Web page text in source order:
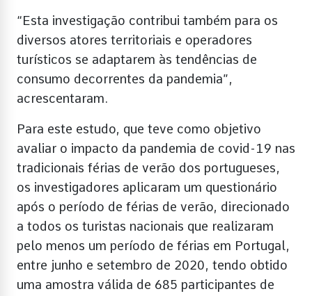
“Esta investigação contribui também para os
diversos atores territoriais e operadores
turísticos se adaptarem às tendências de
consumo decorrentes da pandemia”,
acrescentaram.
Para este estudo, que teve como objetivo
avaliar o impacto da pandemia de covid-19 nas
tradicionais férias de verão dos portugueses,
os investigadores aplicaram um questionário
após o período de férias de verão, direcionado
a todos os turistas nacionais que realizaram
pelo menos um período de férias em Portugal,
entre junho e setembro de 2020, tendo obtido
uma amostra válida de 685 participantes de